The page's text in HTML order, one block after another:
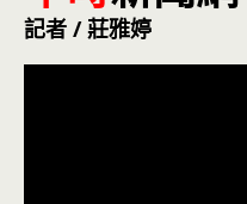
記者 / 莊雅婷